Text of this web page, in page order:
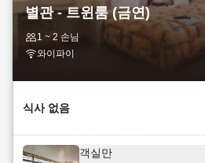
총액
조식 포함 (체크아웃은
(세금 포함)
1박 숙박 및 두 끼 식사 (
라 고젠)
(세금 포함)
별관 - 트윈룸 (금연)
1 ~ 2 손님
와이파이
식사 없음
객실만